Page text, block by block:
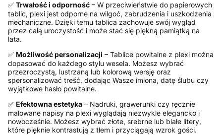
✅ Trwałość i odporność – W przeciwieństwie do papierowych
tablic, plexi jest odporne na wilgoć, zabrudzenia i uszkodzenia
mechaniczne. Dzięki temu tablica zachowuje swój wygląd
przez całą uroczystość i może stać się piękną pamiątką na
lata.
✅ Możliwość personalizacji – Tablice powitalne z plexi można
dopasować do każdego stylu wesela. Możesz wybrać
przezroczystą, lustrzaną lub kolorową wersję oraz
spersonalizować treść, dodając Wasze imiona, datę ślubu czy
wyjątkowe hasło powitalne.
✅ Efektowna estetyka – Nadruki, grawerunki czy ręcznie
malowane napisy na plexi wyglądają niezwykle elegancko i
nowocześnie. Możesz wybrać złote, srebrne lub białe litery,
które pięknie kontrastują z tłem i przyciągają wzrok gości.